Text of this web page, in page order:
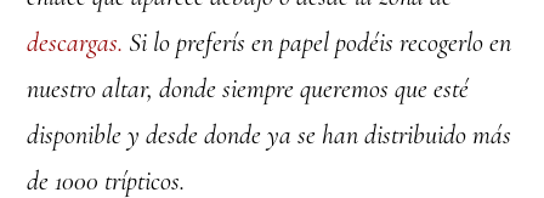
descargas. Si lo preferís en papel podéis recogerlo en
nuestro altar, donde siempre queremos que esté
disponible y desde donde ya se han distribuido más
de 1000 trípticos.